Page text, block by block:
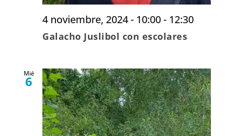
4 noviembre, 2024 - 10:00- 12:30
Galacho Juslibol con escolares
Mié
6